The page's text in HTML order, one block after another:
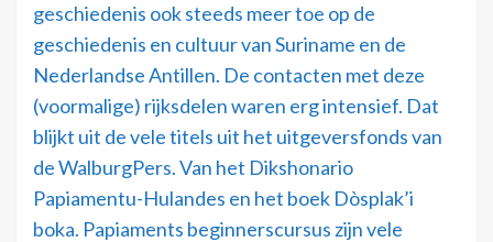
geschiedenis ook steeds meer toe op de
geschiedenis en cultuur van Suriname en de
Nederlandse Antillen. De contacten met deze
(voormalige) rijksdelen waren erg intensief. Dat
blijkt uit de vele titels uit het uitgeversfonds van
de WalburgPers. Van het Dikshonario
Papiamentu-Hulandes en het boek Dòsplak’i
boka. Papiaments beginnerscursus zijn vele